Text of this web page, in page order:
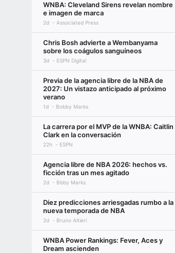
WNBA: Cleveland Sirens revelan nombre
e imagen de marca
2d Associated Press
Chris Bosh advierte a Wembanyama
sobre los coágulos sanguíneos
3d ESPN Digital
Previa de la agencia libre de la NBA de
2027: Un vistazo anticipado al próximo
verano
1d Bobby Marks
La carrera por el MVP de la WNBA: Caitlin
Clark en la conversación
22h ESPN
Agencia libre de NBA 2026: hechos vs.
ficción tras un mes agitado
2d Bbby Marks
Diez predicciones arriesgadas rumbo a la
nueva temporada de NBA
2d Bruno Altieri
WNBA Power Rankings: Fever, Aces y
Dream ascienden